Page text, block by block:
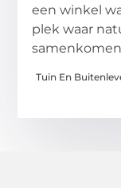
een winkel
plek waar
Tuin En